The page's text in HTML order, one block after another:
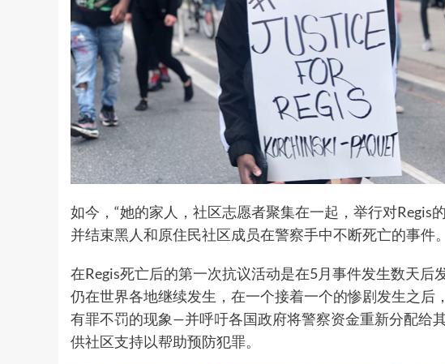
如今，“她的家人，社区志愿者聚集在一起，举行对Regis
并结束黑人和原住民社区成员在警察手中不断死亡的事件
在Regis死亡后的第一次抗议活动是在5月事件发生数天后
仍在世界各地继续发生，在一个接着一个的惨剧发生之后
有罪不罚的现象—并呼吁各国政府将警察资金重新分配给
供社区支持以帮助预防犯罪。